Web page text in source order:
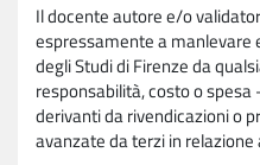
Il docente autore e/o
espressamente a manlevare
degli Studi di Firenze da
responsabilità, costo o spesa
derivanti da rivendicazioni o
avanzate da terzi in